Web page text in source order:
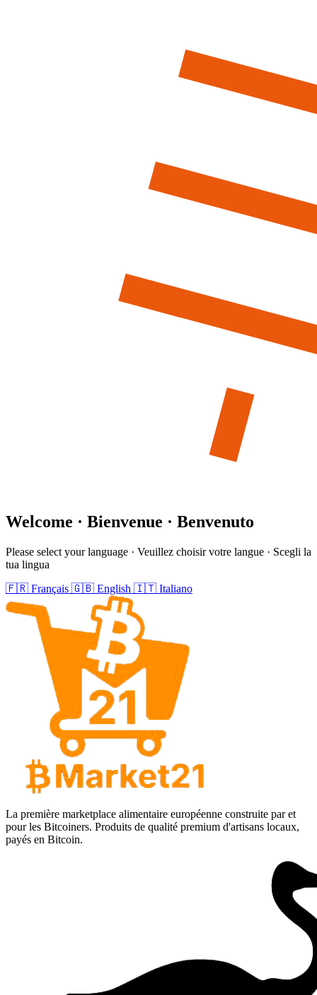
Welcome · Bienvenue · Benvenuto
Please select your language · Veuillez choisir votre langue · Scegli la
tua lingua
🇫🇷 Français 🇬🇧 English 🇮🇹 Italiano
Footer
La première marketplace alimentaire européenne construite par et
pour les Bitcoiners. Produits de qualité premium d'artisans locaux,
payés en Bitcoin.